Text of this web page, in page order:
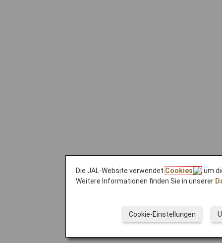
Die JAL-Website verwendetCookies
, um
Weitere Informationen finden Sie in unserer
Cookie-Einstellungen